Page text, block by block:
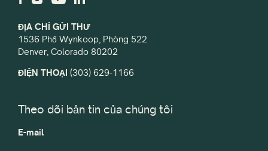
ĐỊA CHỈ GỬI THƯ
1536 Phố Wynkoop, Phòng 522
Denver, Colorado 80202
ĐIỆN THOẠI (303) 629-1166
Theo dõi bản tin của chúng tôi
E-mail